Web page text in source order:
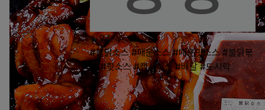
24
#불닭소스 #매운소스 #매운맛소스 #불닭볶
#핫소스 #캡사이신 #배달 #도시락